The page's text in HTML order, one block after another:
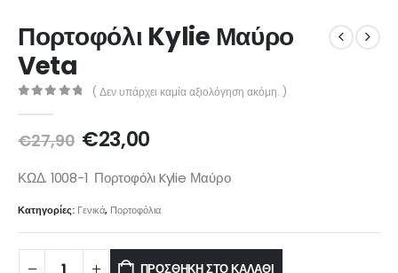
Πορτοφόλι Kylie Μαύρο
Veta
( Δεν υπάρχει καμία αξιολόγηση ακόμη. )
€27,90 €23,00
ΚΩΔ. 1008-1 Πορτοφόλι Kylie Μαύρο
Κατηγορίες: Γενικά, Πορτοφόλια
ΠΡΟΣΘΉΚΗ ΣΤΟ ΚΑΛΆΘΙ